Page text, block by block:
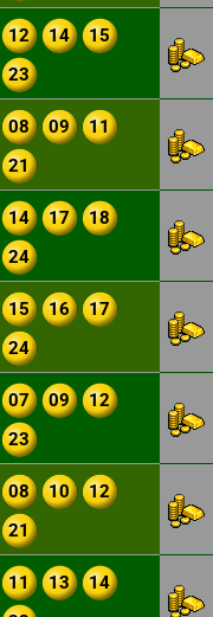
12 14
15
23
08 09
11
21
14 17
18
24
15 16
17
24
07 09
12
23
08 10
12
21
11 13
14